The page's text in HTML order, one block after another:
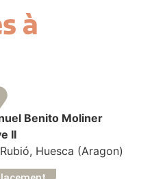
à
Benito Moliner
II
Huesca (Aragon)